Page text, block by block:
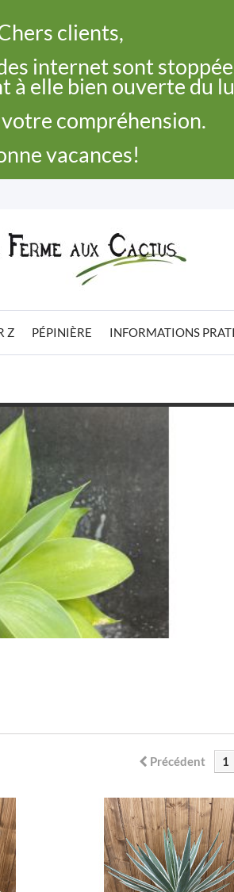
clients,
internet sont
elle bien ouverte du
compréhension.
vacances!
Z PÉPINIÈRE INFORMATIONS
Précédent 1